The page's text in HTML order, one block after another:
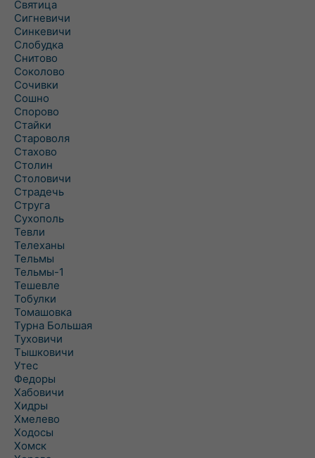
Святица
Сигневичи
Синкевичи
Слобудка
Снитово
Соколово
Сочивки
Сошно
Спорово
Стайки
Староволя
Стахово
Столин
Столовичи
Страдечь
Струга
Сухополь
Тевли
Телеханы
Тельмы
Тельмы-1
Тешевле
Тобулки
Томашовка
Турна Большая
Туховичи
Тышковичи
Утес
Федоры
Хабовичи
Хидры
Хмелево
Ходосы
Хомск